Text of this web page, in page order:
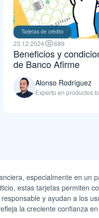
Tarjetas de crédito
23.12.2024 689
Beneficios y
de Banco Afirme
Alonso Rodríguez
Experto en productos
especialmente en un
estas tarjetas permiten
y ayudan a los
la creciente confianza